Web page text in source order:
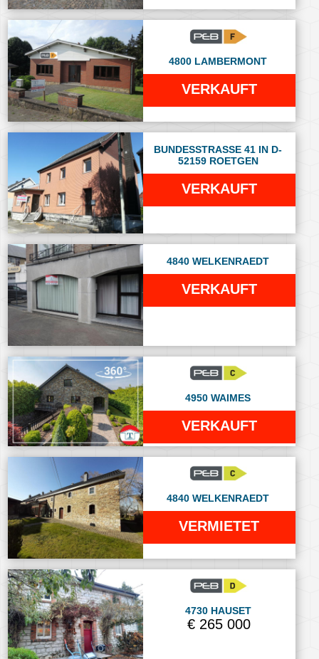
4800 LAMBERMONT
VERKAUFT
BUNDESSTRASSE 41 IN D-
52159 ROETGEN
VERKAUFT
4840 WELKENRAEDT
VERKAUFT
4950 WAIMES
VERKAUFT
4840 WELKENRAEDT
VERMIETET
4730 HAUSET
€ 265 000